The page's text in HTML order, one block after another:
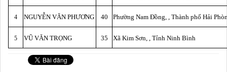
4 NGUYỄN VĂN PHƯƠNG 40 Phường Nam Đồng, , Thành phố Hải
5 VŨ VĂN TRỌNG 35 Xã Kim Sơn, , Tỉnh Ninh Bình